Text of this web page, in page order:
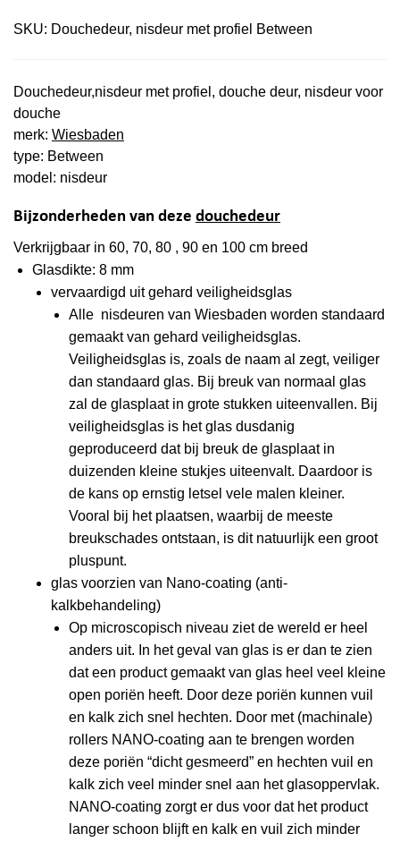
SKU: Douchedeur, nisdeur met profiel Between
Douchedeur,nisdeur met profiel, douche deur, nisdeur voor
douche
merk: Wiesbaden
type: Between
model: nisdeur
Bijzonderheden van deze douchedeur
Verkrijgbaar in 60, 70, 80 , 90 en 100 cm breed
Glasdikte: 8 mm
vervaardigd uit gehard veiligheidsglas
Alle nisdeuren van Wiesbaden worden standaard
gemaakt van gehard veiligheidsglas.
Veiligheidsglas is, zoals de naam al zegt, veiliger
dan standaard glas. Bij breuk van normaal glas
zal de glasplaat in grote stukken uiteenvallen. Bij
veiligheidsglas is het glas dusdanig
geproduceerd dat bij breuk de glasplaat in
duizenden kleine stukjes uiteenvalt. Daardoor is
de kans op ernstig letsel vele malen kleiner.
Vooral bij het plaatsen, waarbij de meeste
breukschades ontstaan, is dit natuurlijk een groot
pluspunt.
glas voorzien van Nano-coating (anti-
kalkbehandeling)
Op microscopisch niveau ziet de wereld er heel
anders uit. In het geval van glas is er dan te zien
dat een product gemaakt van glas heel veel kleine
open poriën heeft. Door deze poriën kunnen vuil
en kalk zich snel hechten. Door met (machinale)
rollers NANO-coating aan te brengen worden
deze poriën “dicht gesmeerd” en hechten vuil en
kalk zich veel minder snel aan het glasoppervlak.
NANO-coating zorgt er dus voor dat het product
langer schoon blijft en kalk en vuil zich minder